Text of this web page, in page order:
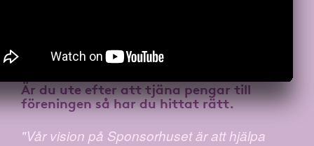
Är du ute efter atttjäna pengar till
föreningenså har du hittat rätt.
"Vår vision på Sponsorhuset är att hjälpa